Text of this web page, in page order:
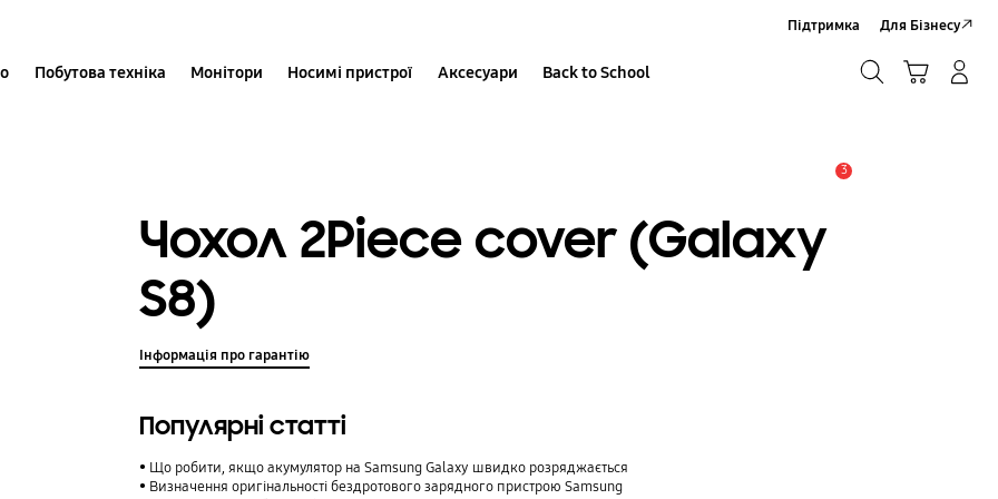
Побутова техніка Монітори Носимі пристрої Аксесуари Back to School
Підтримка Для Бізнесу
3
Чохол 2Piece cover (Galaxy
S8)
Інформація про гарантію
Популярні статті
Що робити, якщо акумулятор на Samsung Galaxy швидко розряджається
Визначення оригінальності бездротового зарядного пристрою Samsung